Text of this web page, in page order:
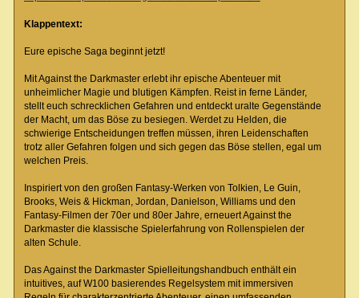
Klappentext:
Eure epische Saga beginnt jetzt!
Mit Against the Darkmaster erlebt ihr epische Abenteuer mit
unheimlicher Magie und blutigen Kämpfen. Reist in ferne Länder,
stellt euch schrecklichen Gefahren und entdeckt uralte Gegenstände
der Macht, um das Böse zu besiegen. Werdet zu Helden, die
schwierige Entscheidungen treffen müssen, ihren Leidenschaften
trotz aller Gefahren folgen und sich gegen das Böse stellen, egal um
welchen Preis.
Inspiriert von den großen Fantasy-Werken von Tolkien, Le Guin,
Brooks, Weis & Hickman, Jordan, Danielson, Williams und den
Fantasy-Filmen der 70er und 80er Jahre, erneuert Against the
Darkmaster die klassische Spielerfahrung von Rollenspielen der
alten Schule.
Das Against the Darkmaster Spielleitungshandbuch enthält ein
intuitives, auf W100 basierendes Regelsystem mit immersiven